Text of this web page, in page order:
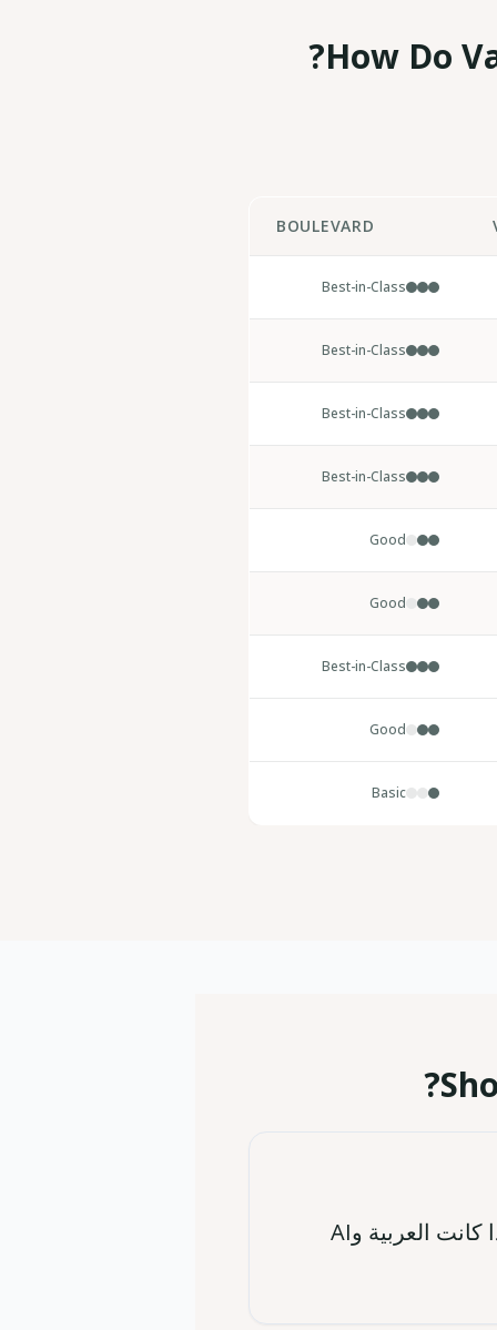
How Do
BOULEVARD
Best-in-Class
Best-in-Class
Best-in-Class
Best-in-Class
Good
Good
Best-in-Class
Good
Basic
Vagaro يقدم قيمة بميزات كثيرة. Boulevard يقدم Premium بسعر أعلى. إذا كانت العربية وAI